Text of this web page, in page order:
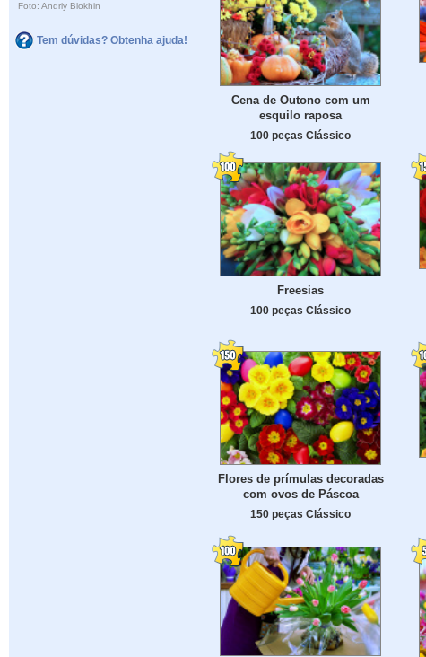
Foto: Andriy Blokhin
Tem dúvidas? Obtenha ajuda!
Cena de Outono com um
esquilo raposa
100 peças Clássico
Freesias
100 peças Clássico
Flores de prímulas decoradas
com ovos de Páscoa
150 peças Clássico